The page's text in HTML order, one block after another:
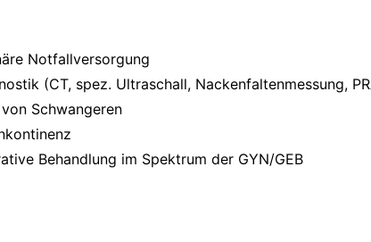
Notfallversorgung
(CT, spez. Ultraschall, Nackenfaltenmessung,
Schwangeren
Behandlung im Spektrum der GYN/GEB